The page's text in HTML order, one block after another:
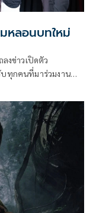
หลอนบทใหม่
งข่าวเปิดตัว
ทุกคนที่มาร่วมงาน
งรับแต่สิ่งดีๆตลอดไป
ชิงจ้าวหมอดู